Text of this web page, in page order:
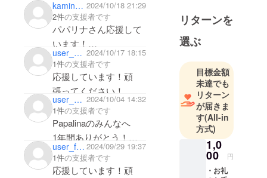
kaminonagai_kaikei 2024/10/18 21:29
2件の支援者です
パパリナさん応援して
います！
ALOHA！！！
user_d725532d4c54 2024/10/17 18:15
1件の支援者です
応援しています！頑
張ってください！
user_1c4e4f2012f4 2024/10/04 14:32
1件の支援者です
Papalinaのみんなへ
1年間ありがとう！み
んなと居た1年間は本
当に宝物です✨本当は
user_f9fe72598444 2024/09/29 19:37
1件の支援者です
応援しています！頑
リターンを
選ぶ
目標金額
未達でも
リターン
が届きま
す(All-in
方式)
1,0
00 円
・お礼